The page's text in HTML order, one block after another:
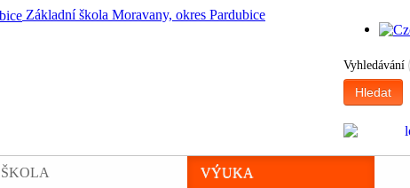
Základní škola Moravany, okres Pardubice
Vyhledávání
Hledat
ŠKOLA
VÝUKA